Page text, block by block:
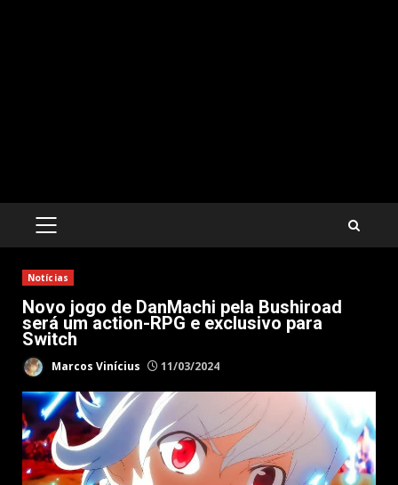
PRIMARY
Notícias
Novo jogo de DanMachi pela Bushiroad
será um action-RPG e exclusivo para
Switch
Marcos Vinícius 11/03/2024